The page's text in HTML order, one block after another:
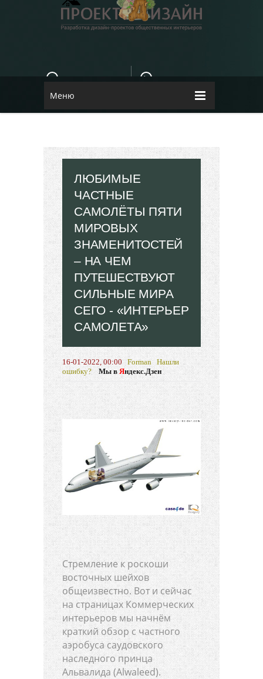
КОНТАКТЫ
E-MAIL
Меню
ЛЮБИМЫЕ
ЧАСТНЫЕ
САМОЛЁТЫ ПЯТИ
МИРОВЫХ
ЗНАМЕНИТОСТЕЙ
– НА ЧЕМ
ПУТЕШЕСТВУЮТ
СИЛЬНЫЕ МИРА
СЕГО - «ИНТЕРЬЕР
САМОЛЕТА»
16-01-2022, 00:00 Forman Нашли
ошибку?
Мы в Яндекс.Дзен
Стремление к роскоши
восточных шейхов
общеизвестно. Вот и сейчас
на страницах Коммерческих
интерьеров мы начнём
краткий обзор с частного
аэробуса саудовского
наследного принца
Альвалида (Alwaleed).